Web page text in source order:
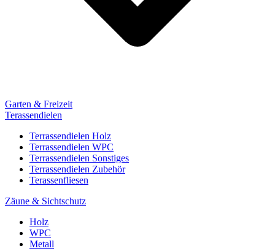
Garten & Freizeit
Terassendielen
Terrassendielen Holz
Terrassendielen WPC
Terrassendielen Sonstiges
Terrassendielen Zubehör
Terassenfliesen
Zäune & Sichtschutz
Holz
WPC
Metall